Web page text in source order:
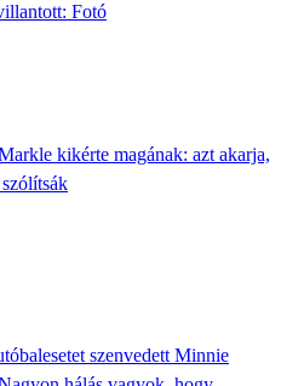
Fotó
kikérte magának: azt akarja,
szenvedett Minnie